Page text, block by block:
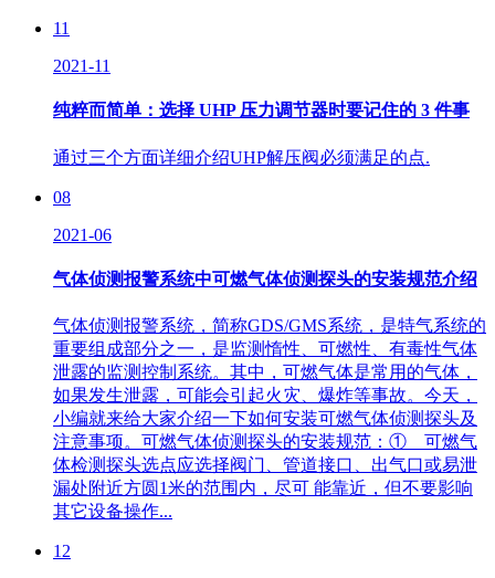
11
2021-11
纯粹而简单：选择 UHP 压力调节器时要记住的 3 件事
通过三个方面详细介绍UHP解压阀必须满足的点.
08
2021-06
气体侦测报警系统中可燃气体侦测探头的安装规范介绍
气体侦测报警系统，简称GDS/GMS系统，是特气系统的
重要组成部分之一，是监测惰性、可燃性、有毒性气体
泄露的监测控制系统。其中，可燃气体是常用的气体，
如果发生泄露，可能会引起火灾、爆炸等事故。今天，
小编就来给大家介绍一下如何安装可燃气体侦测探头及
注意事项。可燃气体侦测探头的安装规范：① 可燃气
体检测探头选点应选择阀门、管道接口、出气口或易泄
漏处附近方圆1米的范围内，尽可 能靠近，但不要影响
其它设备操作...
12